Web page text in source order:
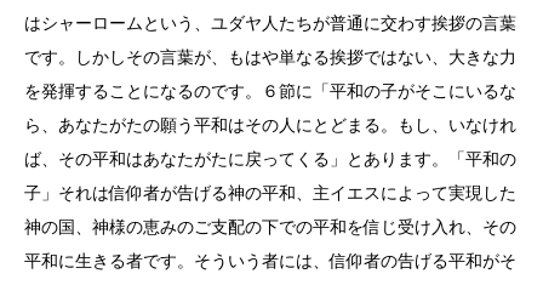
はシャーロームという、ユダヤ人たちが普通に交わす挨拶の言葉
です。しかしその言葉が、もはや単なる挨拶ではない、大きな力
を発揮することになるのです。６節に「平和の子がそこにいるな
ら、あなたがたの願う平和はその人にとどまる。もし、いなけれ
ば、その平和はあなたがたに戻ってくる」とあります。「平和の
子」それは信仰者が告げる神の平和、主イエスによって実現した
神の国、神様の恵みのご支配の下での平和を信じ受け入れ、その
平和に生きる者です。そういう者には、信仰者の告げる平和がそ